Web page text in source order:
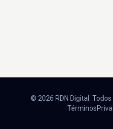
© 2026 RDN Digital.
Términos